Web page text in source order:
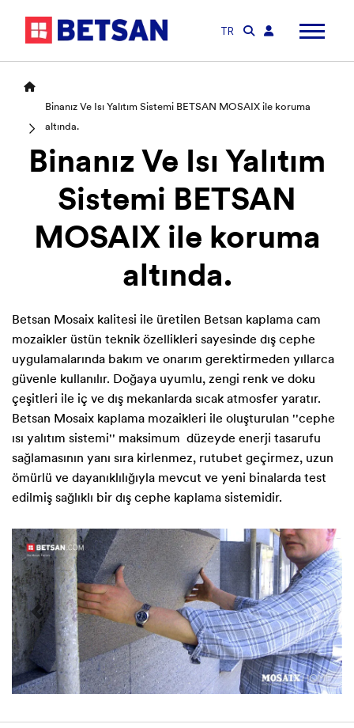
TR
Binanız Ve Isı Yalıtım Sistemi BETSAN MOSAIX ile koruma
altında.
Binanız Ve Isı Yalıtım
Sistemi BETSAN
MOSAIX ile koruma
altında.
Betsan Mosaix kalitesi ile üretilen Betsan kaplama cam
mozaikler üstün teknik özellikleri sayesinde dış cephe
uygulamalarında bakım ve onarım gerektirmeden yıllarca
güvenle kullanılır. Doğaya uyumlu, zengi renk ve doku
çeşitleri ile iç ve dış mekanlarda sıcak atmosfer yaratır.
Betsan Mosaix kaplama mozaikleri ile oluşturulan ''cephe
ısı yalıtım sistemi'' maksimum düzeyde enerji tasarufu
sağlamasının yanı sıra kirlenmez, rutubet geçirmez, uzun
ömürlü ve dayanıklılığıyla mevcut ve yeni binalarda test
edilmiş sağlıklı bir dış cephe kaplama sistemidir.
Previous Next